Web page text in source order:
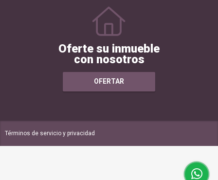
Oferte su inmueble
con nosotros
OFERTAR
Términos de servicio y privacidad